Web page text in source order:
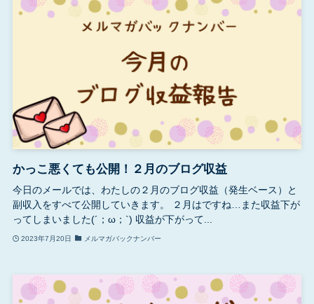
かっこ悪くても公開！２月のブログ収益
今日のメールでは、わたしの２月のブログ収益（発生ベース）と
副収入をすべて公開していきます。 ２月はですね…また収益下が
ってしまいました(´；ω；`) 収益が下がって...
2023年7月20日 メルマガバックナンバー